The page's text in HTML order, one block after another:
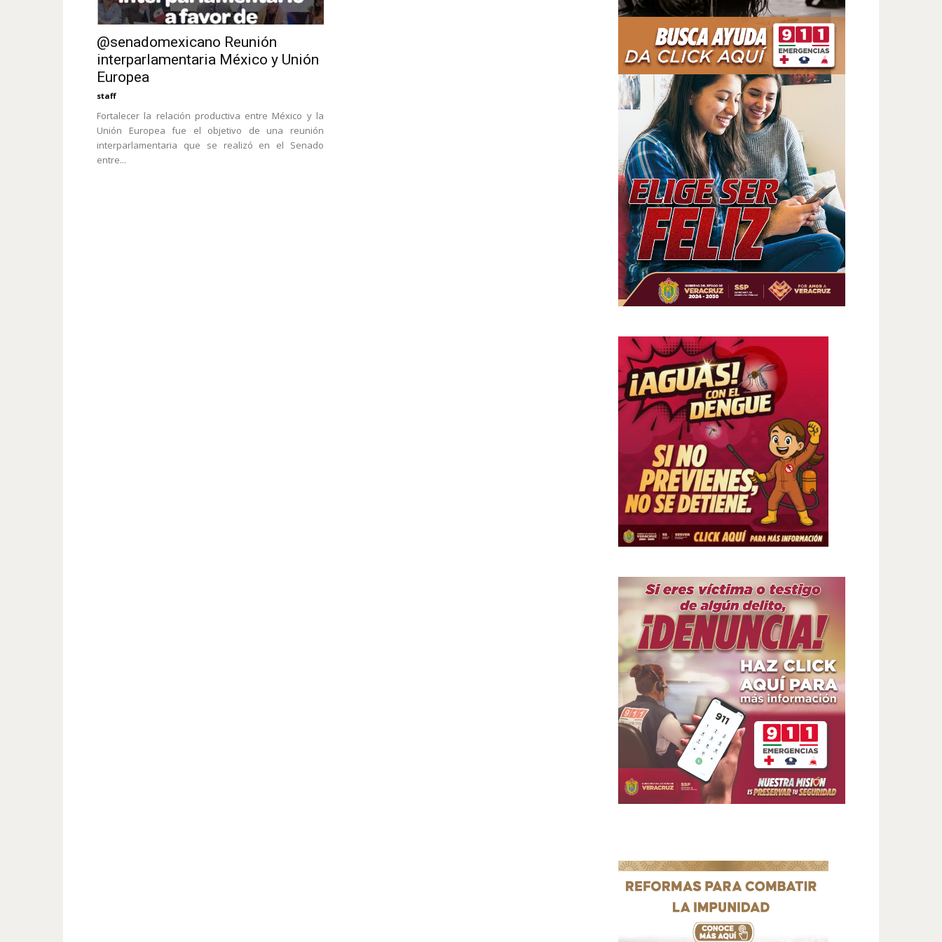
@senadomexicano Reunión
interparlamentaria México y Unión
Europea
staff
Fortalecer la relación productiva entre México y la
Unión Europea fue el objetivo de una reunión
interparlamentaria que se realizó en el Senado
entre...